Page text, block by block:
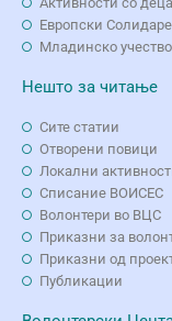
Европски
Младинско
Нешто за читање
Сите статии
Отворени повици
Локални
Списание ВОИСЕС
Волонтери во ВЦС
Приказни за
Приказни од
Публикации